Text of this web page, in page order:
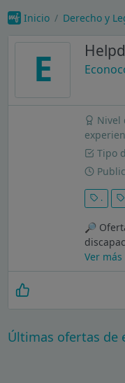
Inicio Derecho y
E
Nivel
Tipo
.
🔎
Ver más
Últimas ofertas de